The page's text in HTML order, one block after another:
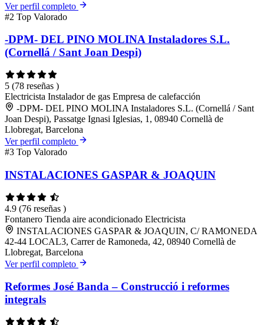
Ver perfil completo
#2 Top Valorado
-DPM- DEL PINO MOLINA Instaladores S.L.
(Cornellá / Sant Joan Despi)
5 (78 reseñas )
Electricista Instalador de gas Empresa de calefacción
-DPM- DEL PINO MOLINA Instaladores S.L. (Cornellá / Sant
Joan Despi), Passatge Ignasi Iglesias, 1, 08940 Cornellà de
Llobregat, Barcelona
Ver perfil completo
#3 Top Valorado
INSTALACIONES GASPAR & JOAQUIN
4.9 (76 reseñas )
Fontanero Tienda aire acondicionado Electricista
INSTALACIONES GASPAR & JOAQUIN, C/ RAMONEDA
42-44 LOCAL3, Carrer de Ramoneda, 42, 08940 Cornellà de
Llobregat, Barcelona
Ver perfil completo
Reformes José Banda – Construcció i reformes
integrals